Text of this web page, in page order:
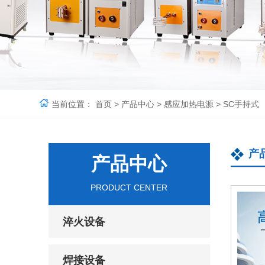
当前位置： 首页 > 产品中心 > 感应加热电源 > SC手持式
产品中心
PRODUCT CENTER
淬火设备
焊接设备
产